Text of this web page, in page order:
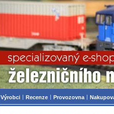
Železniční
Výrobci Recenze Provozovna